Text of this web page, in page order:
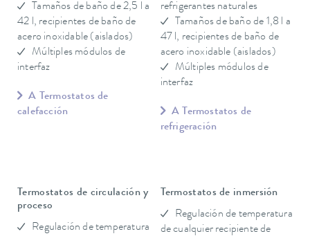
Tamaños de baño de 2,5 l a
42 l, recipientes de baño de
acero inoxidable (aislados)
Múltiples módulos de
interfaz
A Termostatos de
calefacción
refrigerantes naturales
Tamaños de baño de 1,8 l a
47 l, recipientes de baño de
acero inoxidable (aislados)
Múltiples módulos de
interfaz
A Termostatos de
refrigeración
Termostatos de circulación y
proceso
Regulación de temperatura
Termostatos de inmersión
Regulación de temperatura
de cualquier recipiente de